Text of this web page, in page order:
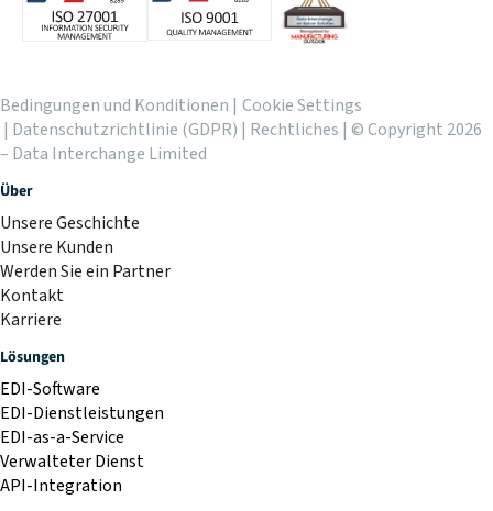
Bedingungen und Konditionen | Cookie Settings
| Datenschutzrichtlinie (GDPR) | Rechtliches | © Copyright 2026
– Data Interchange Limited
Über
Unsere Geschichte
Unsere Kunden
Werden Sie ein Partner
Kontakt
Karriere
Lösungen
EDI-Software
EDI-Dienstleistungen
EDI-as-a-Service
Verwalteter Dienst
API-Integration